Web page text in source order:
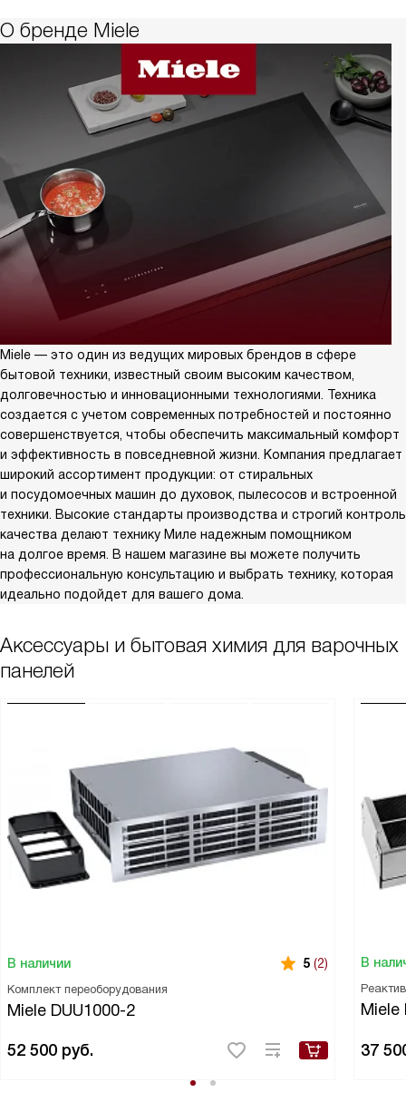
О бренде Miele
Miele — это один из ведущих мировых брендов в сфере
бытовой техники, известный своим высоким качеством,
долговечностью и инновационными технологиями. Техника
создается с учетом современных потребностей и постоянно
совершенствуется, чтобы обеспечить максимальный комфорт
и эффективность в повседневной жизни. Компания предлагает
широкий ассортимент продукции: от стиральных
и посудомоечных машин до духовок, пылесосов и встроенной
техники. Высокие стандарты производства и строгий контроль
качества делают технику Миле надежным помощником
на долгое время. В нашем магазине вы можете получить
профессиональную консультацию и выбрать технику, которая
идеально подойдет для вашего дома.
Аксессуары и бытовая химия для варочных
панелей
В наличии 5 (2)
Комплект переоборудования
Miele DUU1000-2
52 500 руб.
В
Miele
37